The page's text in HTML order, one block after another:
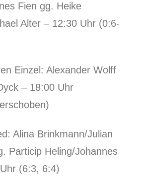
Fien gg. Heike
Alter – 12:30 Uhr (0:6-
Einzel: Alexander Wolff
– 18:00 Uhr
Alina Brinkmann/Julian
Particip Heling/Johannes
(6:3, 6:4)